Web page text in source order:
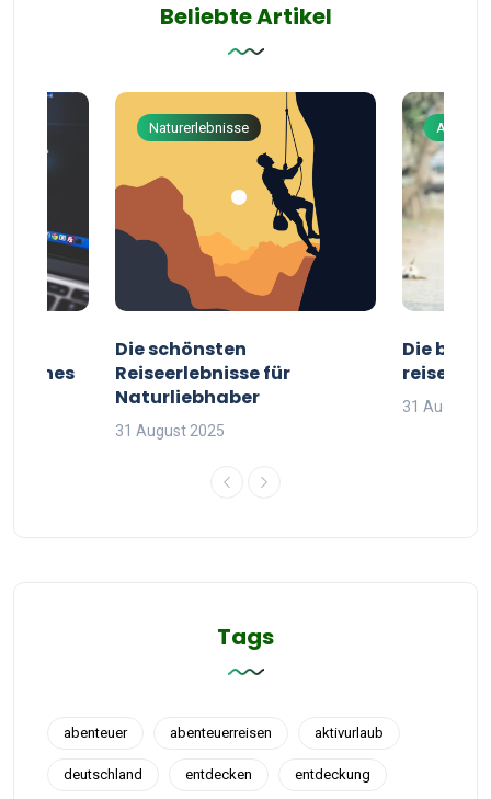
Beliebte Artikel
deines
Naturerlebnisse
Die schönsten
Reiseerlebnisse für
Naturliebhaber
31 August 2025
Die
reisende
31 August
Tags
abenteuer abenteuerreisen aktivurlaub
deutschland entdecken entdeckung